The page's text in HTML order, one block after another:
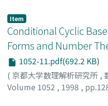
ハルタカ
Item
Conditional Cyclic
Forms and Number
1052-11.pdf(692.2 KB)
( 京都大学数理解析研究所 ,
Volume 1052 , 1998 ,